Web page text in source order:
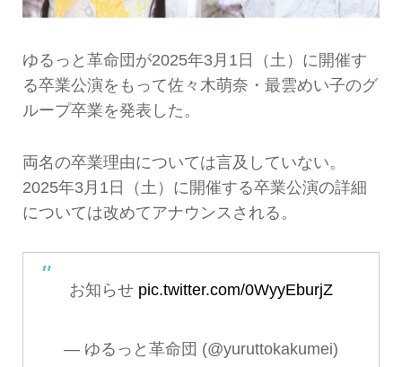
ゆるっと革命団が2025年3月1日（土）に開催す
る卒業公演をもって佐々木萌奈・最雲めい子のグ
ループ卒業を発表した。
両名の卒業理由については言及していない。
2025年3月1日（土）に開催する卒業公演の詳細
については改めてアナウンスされる。
お知らせ pic.twitter.com/0WyyEburjZ
— ゆるっと革命団 (@yuruttokakumei)